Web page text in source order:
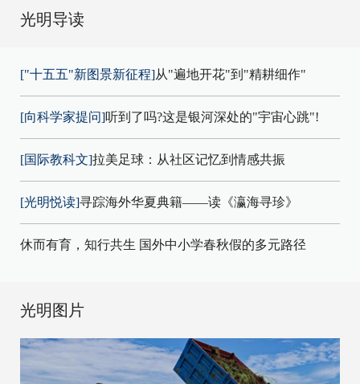
光明导读
["十五五"新图景新征程]从"遍地开花"到"精耕细作"
[向科学家提问]听到了吗?这是银河深处的"宇宙心跳"!
[国际教科文]拉美足球：从社区记忆到情感共振
[光明悦读]寻踪海外华夏典籍——读《瀛海寻珍》
休而有育，知行共生 国外中小学春秋假的多元路径
光明图片